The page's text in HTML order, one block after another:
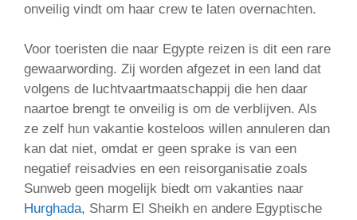
onveilig vindt om haar crew te laten overnachten.
Voor toeristen die naar Egypte reizen is dit een rare
gewaarwording. Zij worden afgezet in een land dat
volgens de luchtvaartmaatschappij die hen daar
naartoe brengt te onveilig is om de verblijven. Als
ze zelf hun vakantie kosteloos willen annuleren dan
kan dat niet, omdat er geen sprake is van een
negatief reisadvies en een reisorganisatie zoals
Sunweb geen mogelijk biedt om vakanties naar
Hurghada, Sharm El Sheikh en andere Egyptische